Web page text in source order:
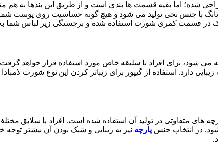
شده؛ اما بقیه قسمت ها ‌بندی است و از طریق این بند‌ها به هم
با جنس نخی تولید می ‌شود و هیچ گونه‌ حساسیت روی پوست شما
در قسمت کمری شورت استفاده شده و برجستگی زیر لباس شما
می ‌شود، برای افراد با سلیقه خاص مورد استفاده قرار خواهد
دارد. استفاده از گیپور برای زیبا‌تر کردن این نوع شورت
های متفاوتی در تولید آن استفاده شده است. افراد با سلایق
شود. در انتخاب جنس پارچه نیز به زیبایی و شیک بودن آن بیشتر توجه